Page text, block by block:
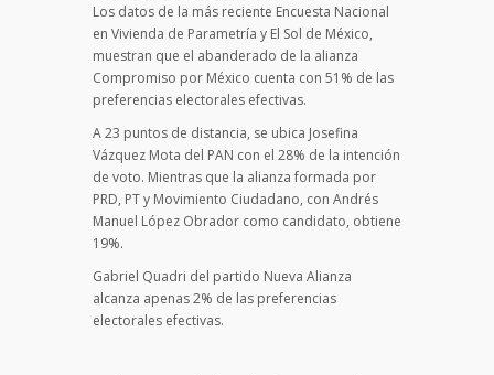
Los datos de la más reciente Encuesta Nacional
en Vivienda de Parametría y El Sol de México,
muestran que el abanderado de la alianza
Compromiso por México cuenta con 51% de las
preferencias electorales efectivas.
A 23 puntos de distancia, se ubica Josefina
Vázquez Mota del PAN con el 28% de la intención
de voto. Mientras que la alianza formada por
PRD, PT y Movimiento Ciudadano, con Andrés
Manuel López Obrador como candidato, obtiene
19%.
Gabriel Quadri del partido Nueva Alianza
alcanza apenas 2% de las preferencias
electorales efectivas.